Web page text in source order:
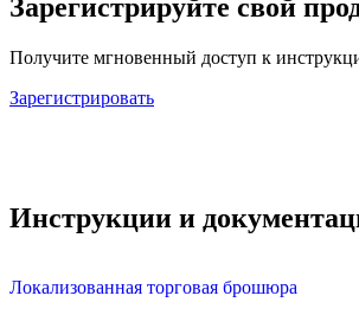
Зарегистрируйте свой
Получите мгновенный доступ к
Зарегистрировать
Инструкции и
Локализованная торговая брошюра